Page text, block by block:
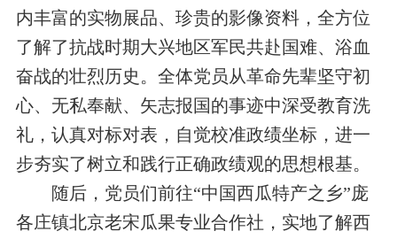
内丰富的实物展品、珍贵的影像资料，全方位
了解了抗战时期大兴地区军民共赴国难、浴血
奋战的壮烈历史 。全体党员从革命先辈坚守初
心、无私奉献、矢志报国的事迹中深受教育洗
礼， 认真对标对表，自觉校准政绩坐标，进一
步夯实了树立和践行正确政绩观的思想根基。
随后， 党员们前往“中国西瓜特产之乡”庞
各庄镇北京老宋瓜果专业合作社， 实地了解西